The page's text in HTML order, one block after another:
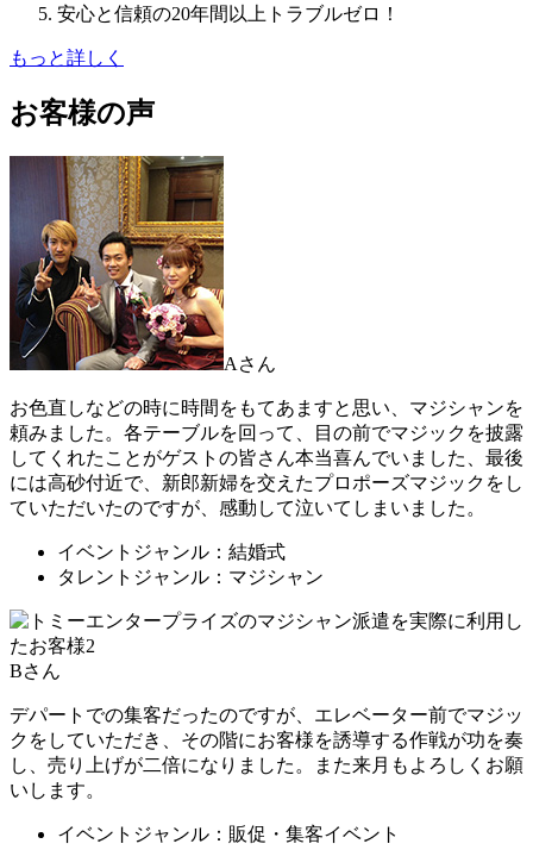
安心と信頼の20年間以上トラブルゼロ！
もっと詳しく
お客様の声
Aさん
お色直しなどの時に時間をもてあますと思い、マジシャンを
頼みました。各テーブルを回って、目の前でマジックを披露
してくれたことがゲストの皆さん本当喜んでいました、最後
には高砂付近で、新郎新婦を交えたプロポーズマジックをし
ていただいたのですが、感動して泣いてしまいました。
イベントジャンル：結婚式
タレントジャンル：マジシャン
Bさん
デパートでの集客だったのですが、エレベーター前でマジッ
クをしていただき、その階にお客様を誘導する作戦が功を奏
し、売り上げが二倍になりました。また来月もよろしくお願
いします。
イベントジャンル：販促・集客イベント